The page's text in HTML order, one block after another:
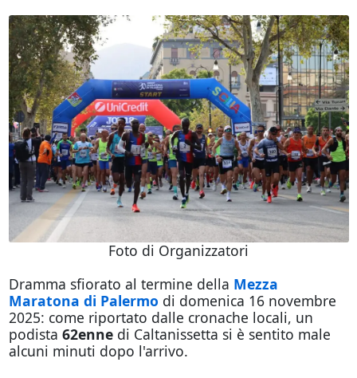
Foto di Organizzatori
Dramma sfiorato al termine della Mezza
Maratona di Palermo di domenica 16 novembre
2025: come riportato dalle cronache locali, un
podista 62enne di Caltanissetta si è sentito male
alcuni minuti dopo l'arrivo.